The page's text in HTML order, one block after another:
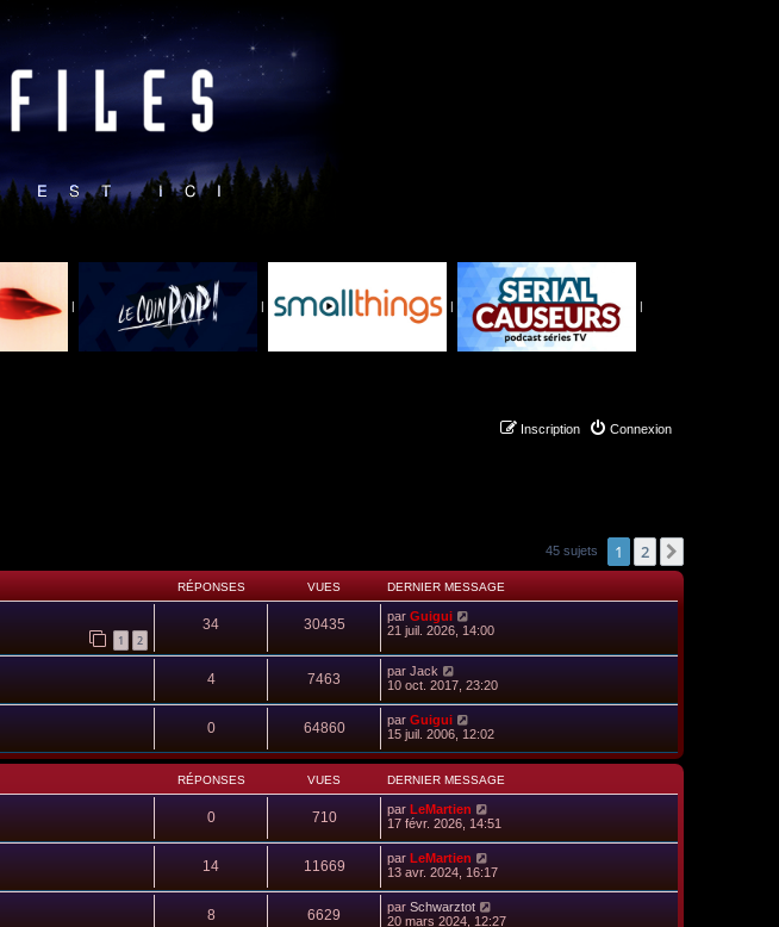
| | | |
Connexion
Inscription
45 sujets 1 2
RÉPONSES VUES DERNIER MESSAGE
1 2
34 30435 par Guigui
21 juil. 2026, 14:00
4 7463 par Jack
10 oct. 2017, 23:20
0 64860 par Guigui
15 juil. 2006, 12:02
RÉPONSES VUES DERNIER MESSAGE
0 710 par LeMartien
17 févr. 2026, 14:51
14 11669 par LeMartien
13 avr. 2024, 16:17
8 6629 par Schwarztot
20 mars 2024, 12:27